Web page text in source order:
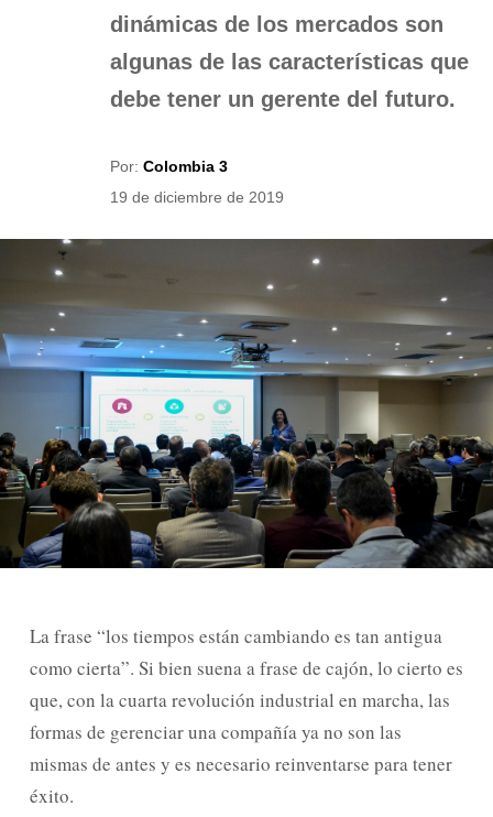
dinámicas de los mercados son
algunas de las características que
debe tener un gerente del futuro.
Por: Colombia 3
19 de diciembre de 2019
La frase “los tiempos están cambiando es tan antigua
como cierta”. Si bien suena a frase de cajón, lo cierto es
que, con la cuarta revolución industrial en marcha, las
formas de gerenciar una compañía ya no son las
mismas de antes y es necesario reinventarse para tener
éxito.